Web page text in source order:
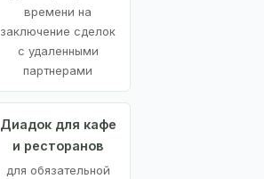
времени на
заключение сделок
с удаленными
партнерами
Диадок для кафе
и ресторанов
для обязательной